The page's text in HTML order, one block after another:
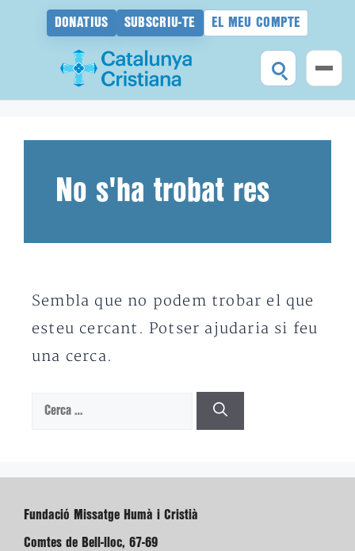
DONATIUS SUBSCRIU-TE EL MEU COMPTE
No s'ha trobat res
Sembla que no podem trobar el que
esteu cercant. Potser ajudaria si feu
una cerca.
Cerca:
Fundació Missatge Humà i Cristià
Comtes de Bell-lloc, 67-69